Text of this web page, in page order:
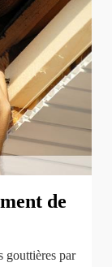
de
gouttières par